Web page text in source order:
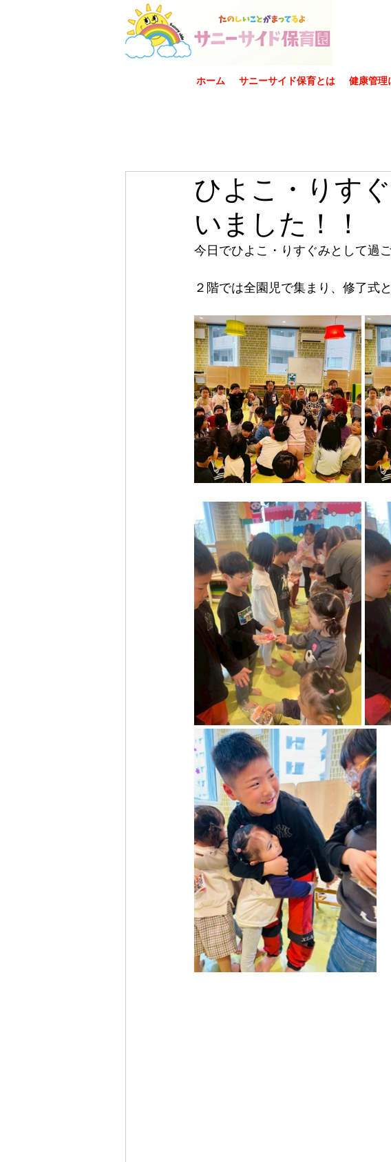
ホーム サニーサイド保育とは 健康管理
ひよこ・りす
いました！！
今日でひよこ・りすぐみとして過
２階では全園児で集まり、修了式